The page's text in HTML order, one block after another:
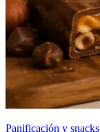
Panificación y snacks